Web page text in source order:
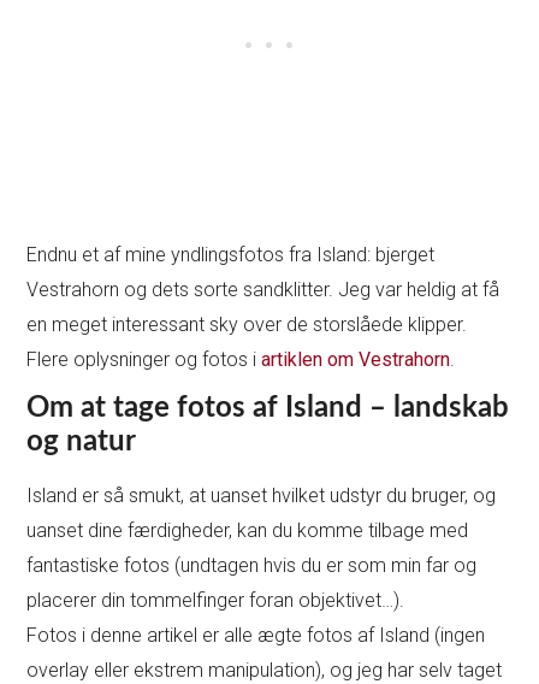
Endnu et af mine yndlingsfotos fra Island: bjerget
Vestrahorn og dets sorte sandklitter. Jeg var heldig at få
en meget interessant sky over de storslåede klipper.
Flere oplysninger og fotos iartiklen om Vestrahorn.
Om at tage fotos af Island – landskab
og natur
Island er så smukt, at uanset hvilket udstyr du bruger, og
uanset dine færdigheder, kan du komme tilbage med
fantastiske fotos (undtagen hvis du er som min far og
placerer din tommelfinger foran objektivet…).
Fotos i denne artikel er alle ægte fotos af Island (ingen
overlay eller ekstrem manipulation), og jeg har selv taget